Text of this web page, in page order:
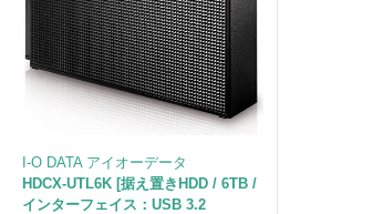
I-O DATA アイオーデータ
HDCX-UTL6K [据え置きHDD / 6TB /
インターフェイス：USB 3.2